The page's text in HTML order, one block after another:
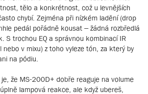
tělo a konkrétnost, což u levnějších
chybí. Zejména při nízkém ladění (drop
pedál pořádně kousat – žádná rozbředlá
S trochou EQ a správnou kombinací IR
nebo v mixu) z toho vyleze tón, za který by
na pódiu.
že MS-200D+ dobře reaguje na volume
lampová reakce, ale když ubereš,